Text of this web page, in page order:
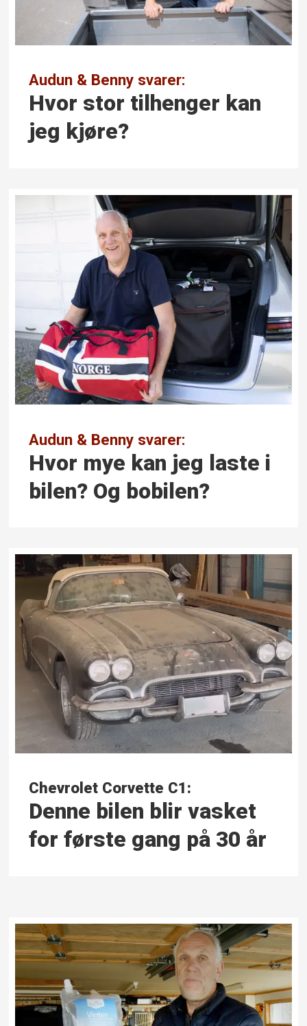
Audun & Benny svarer:
Hvor stor tilhenger kan
jeg kjøre?
Audun & Benny svarer:
Hvor mye kan jeg laste i
bilen? Og bobilen?
Chevrolet Corvette C1:
Denne bilen blir vasket
for første gang på 30 år